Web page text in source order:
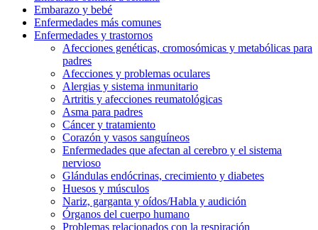
Embarazo y bebé
Enfermedades más comunes
Enfermedades y trastornos
Afecciones genéticas, cromosómicas y metabólicas para
padres
Afecciones y problemas oculares
Alergias y sistema inmunitario
Artritis y afecciones reumatológicas
Asma para padres
Cáncer y tratamiento
Corazón y vasos sanguíneos
Enfermedades que afectan al cerebro y el sistema
nervioso
Glándulas endócrinas, crecimiento y diabetes
Huesos y músculos
Nariz, garganta y oídos/Habla y audición
Órganos del cuerpo humano
Problemas relacionados con la respiración